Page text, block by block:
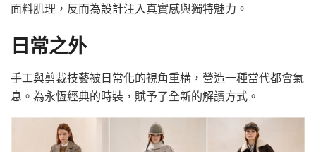
面料肌理，反而為設計注入真實感與獨特魅力。
日常之外
手工與剪裁技藝被日常化的視角重構，營造一種當代都會氣
息。為永恆經典的時裝，賦予了全新的解讀方式。